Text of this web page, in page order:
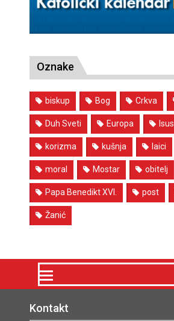
Oznake
biskup Bog Crkva
Duh Sveti Europa Isus
korizma kušnja laici
moral Mostar obitelj
Papa Benedikt XVI. post
Žanić
Kontakt